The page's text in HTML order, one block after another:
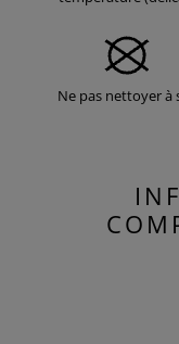
Ne pas nettoyer à